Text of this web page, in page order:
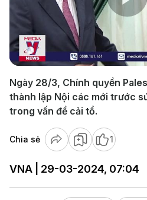
Ngày 28/3, Chính quyền
thành lập Nội các mới trước
trong vấn đề cải tổ.
Chia sẻ 1
VNA | 29-03-2024, 07:04